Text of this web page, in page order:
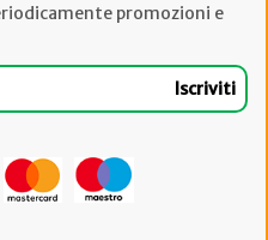
promozioni e
Iscriviti